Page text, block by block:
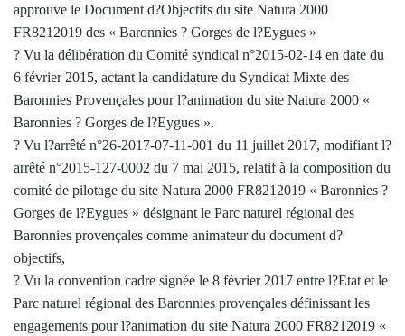
approuve le Document d?Objectifs du site Natura 2000
FR8212019 des « Baronnies ? Gorges de l?Eygues »
? Vu la délibération du Comité syndical n°2015-02-14 en date du
6 février 2015, actant la candidature du Syndicat Mixte des
Baronnies Provençales pour l?animation du site Natura 2000 «
Baronnies ? Gorges de l?Eygues ».
? Vu l?arrêté n°26-2017-07-11-001 du 11 juillet 2017, modifiant l?
arrêté n°2015-127-0002 du 7 mai 2015, relatif à la composition du
comité de pilotage du site Natura 2000 FR8212019 « Baronnies ?
Gorges de l?Eygues » désignant le Parc naturel régional des
Baronnies provençales comme animateur du document d?
objectifs,
? Vu la convention cadre signée le 8 février 2017 entre l?Etat et le
Parc naturel régional des Baronnies provençales définissant les
engagements pour l?animation du site Natura 2000 FR8212019 «